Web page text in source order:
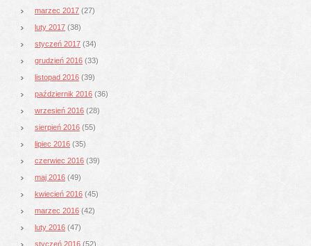
marzec 2017 (27)
luty 2017 (38)
styczeń 2017 (34)
grudzień 2016 (33)
listopad 2016 (39)
październik 2016 (36)
wrzesień 2016 (28)
sierpień 2016 (55)
lipiec 2016 (35)
czerwiec 2016 (39)
maj 2016 (49)
kwiecień 2016 (45)
marzec 2016 (42)
luty 2016 (47)
styczeń 2016 (52)